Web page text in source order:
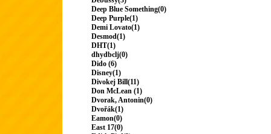
Deep Blue Something(0)
Deep Purple(1)
Demi Lovato(1)
Desmod(1)
DHT(1)
dhydbclj(0)
Dido (6)
Disney(1)
Divokej Bill(11)
Don McLean (1)
Dvorak, Antonin(0)
Dvořák(1)
Eamon(0)
East 17(0)